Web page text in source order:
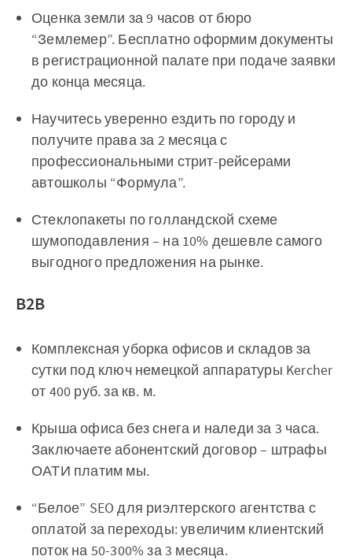
Оценка земли за 9 часов от бюро
“Землемер”. Бесплатно оформим документы
в регистрационной палате при подаче заявки
до конца месяца.
Научитесь уверенно ездить по городу и
получите права за 2 месяца с
профессиональными стрит-рейсерами
автошколы “Формула”.
Стеклопакеты по голландской схеме
шумоподавления – на 10% дешевле самого
выгодного предложения на рынке.
B2B
Комплексная уборка офисов и складов за
сутки под ключ немецкой аппаратуры Kercher
от 400 руб. за кв. м.
Крыша офиса без снега и наледи за 3 часа.
Заключаете абонентский договор – штрафы
ОАТИ платим мы.
“Белое” SEO для риэлтерского агентства с
оплатой за переходы: увеличим клиентский
поток на 50-300% за 3 месяца.